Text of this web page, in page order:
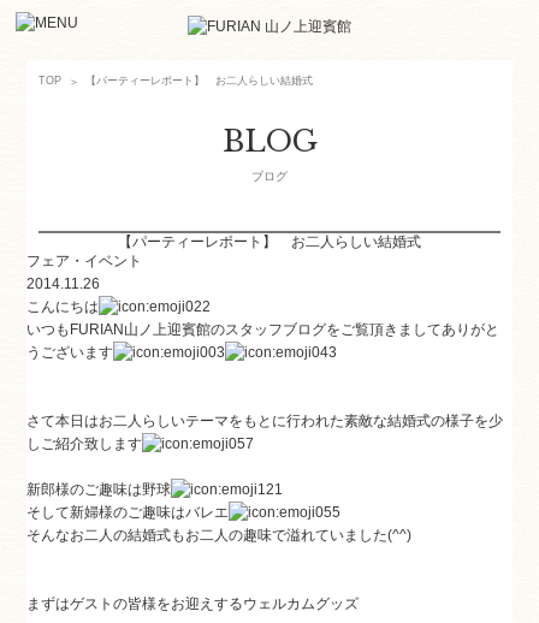
TOP 【パーティーレポート】 お二人らしい結婚式
BLOG
ブログ
【パーティーレポート】 お二人らしい結婚式
フェア・イベント
2014.11.26
こんにちは
いつもFURIAN山ノ上迎賓館のスタッフブログをご覧頂きましてありがと
うございます
さて本日はお二人らしいテーマをもとに行われた素敵な結婚式の様子を少
しご紹介致します
新郎様のご趣味は野球
そして新婦様のご趣味はバレエ
そんなお二人の結婚式もお二人の趣味で溢れていました(^^)
まずはゲストの皆様をお迎えするウェルカムグッズ